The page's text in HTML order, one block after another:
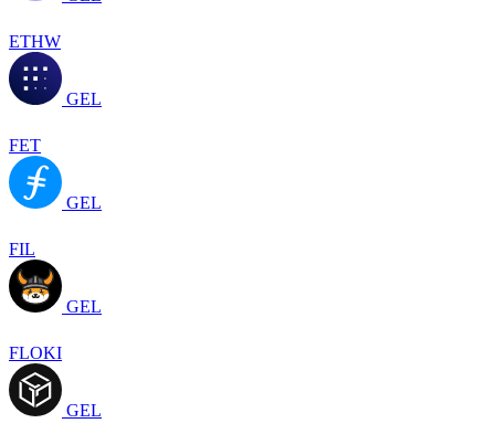
ETHW
GEL
FET
GEL
FIL
GEL
FLOKI
GEL